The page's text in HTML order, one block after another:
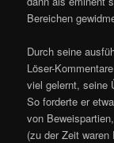
i
o
Bereichen
Durch seine
Löser-
viel gelernt, seine
So forderte er
von
(zu der Zeit